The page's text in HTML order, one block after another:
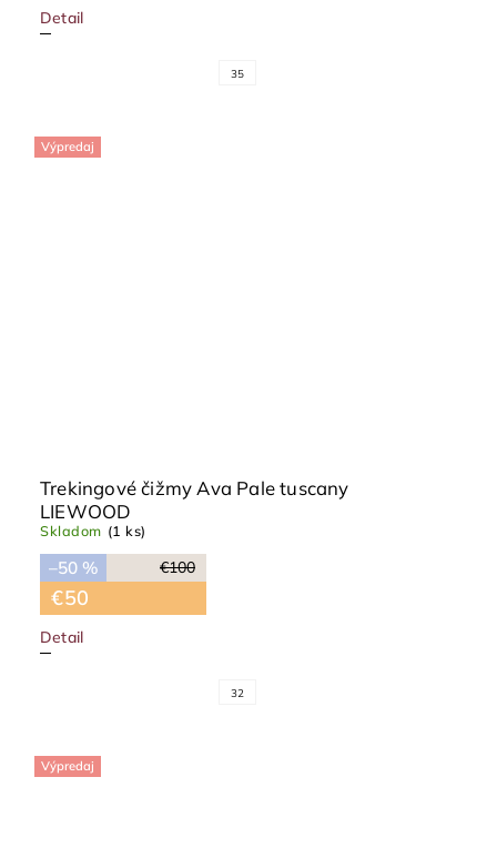
Detail
35
Výpredaj
Trekingové čižmy Ava Pale tuscany
LIEWOOD
Skladom (1 ks)
€100
–50 %
€50
Detail
32
Výpredaj